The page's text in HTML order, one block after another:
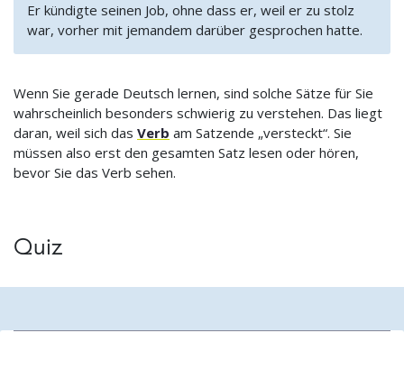
Er kündigte seinen Job, ohne dass er, weil er zu stolz
war, vorher mit jemandem darüber gesprochen hatte.
Wenn Sie gerade Deutsch lernen, sind solche Sätze für Sie
wahrscheinlich besonders schwierig zu verstehen. Das liegt
daran, weil sich das Verb am Satzende „versteckt“. Sie
müssen also erst den gesamten Satz lesen oder hören,
bevor Sie das Verb sehen.
Quiz